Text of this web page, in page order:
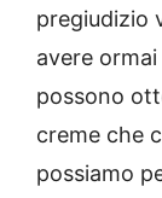
pregiudizio
avere
possono
creme che
possiamo